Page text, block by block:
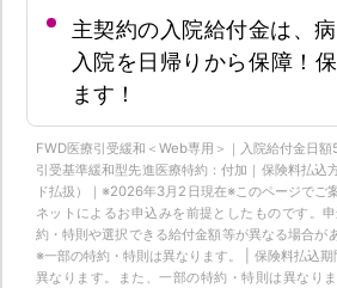
主契約の入院給付金は、
入院を日帰りから保障！
ます！
FWD医療引受緩和＜Web専用＞｜入院給付金日
引受基準緩和型先進医療特約：付加｜保険料払込
ド払扱）｜※2026年3月2日現在※このページでご
ネットによるお申込みを前提としたものです。
約・特則や選択できる給付金額等が異なる場合が
※一部の特約・特則は異なります。 | 保険料払込
異なります。また、一部の特約・特則は異なり